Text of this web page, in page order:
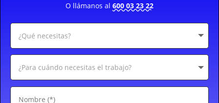
O llámanos al 600 03 23 22